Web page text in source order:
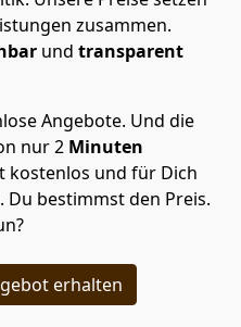
zusammen.
und transparent
Angebote. Und die
nur2 Minuten
kostenlos und für Dich
bestimmst den Preis.
erhalten